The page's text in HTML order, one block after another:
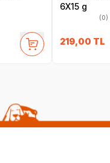
6X15 g
(0)
219,00 TL